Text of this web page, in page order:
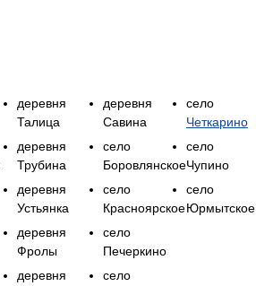
деревня
Талица
деревня
Трубина
деревня
Устьянка
деревня
Фролы
деревня
деревня
Савина
село
Боровлянское
село
Красноярское
село
Печеркино
село
село
Четкарино
село
Чупино
село